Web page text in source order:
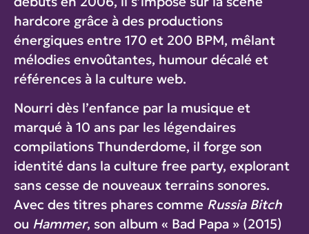
hardcore grâce à des productions
énergiques entre 170 et 200 BPM, mêlant
mélodies envoûtantes, humour décalé et
références à la culture web.
Nourri dès l’enfance par la musique et
marqué à 10 ans par les légendaires
compilations Thunderdome, il forge son
identité dans la culture free party, explorant
sans cesse de nouveaux terrains sonores.
Avec des titres phares comme Russia Bitch
ou Hammer, son album « Bad Papa » (2015)